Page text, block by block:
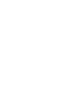
Barquisimeto,